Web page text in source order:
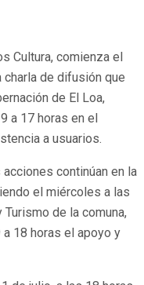
Cultura, comienza el
charla de difusión que
de El Loa,
a 17 horas en el
a usuarios.
continúan en la
el miércoles a las
Turismo de la comuna,
18 horas el apoyo y